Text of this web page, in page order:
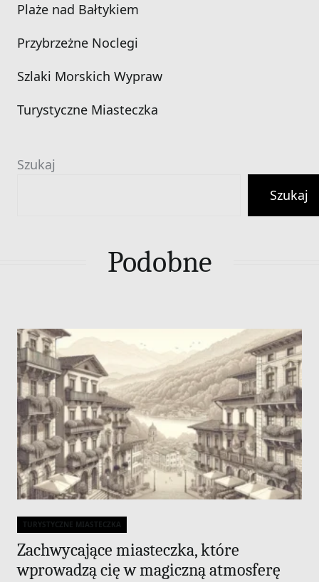
Plaże nad Bałtykiem
Przybrzeżne Noclegi
Szlaki Morskich Wypraw
Turystyczne Miasteczka
Szukaj
Szukaj
Podobne
Categories
TURYSTYCZNE MIASTECZKA
Zachwycające miasteczka, które
wprowadzą cię w magiczną atmosferę